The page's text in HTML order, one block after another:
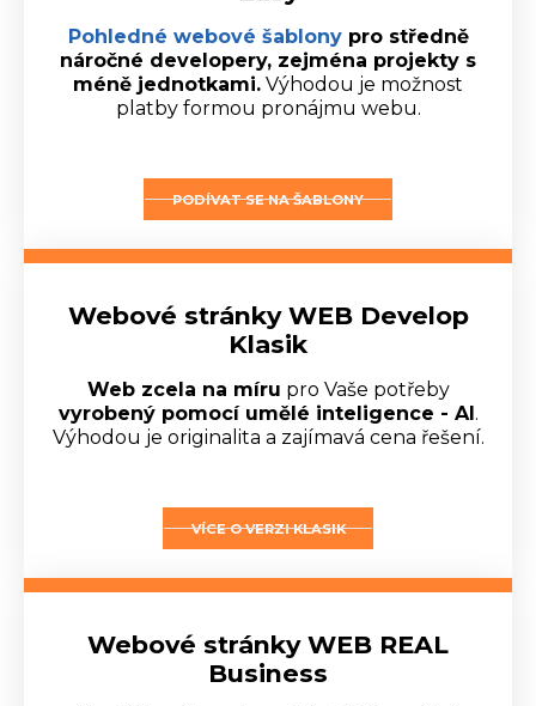
Pohledné webové šablonypro středně
náročné developery, zejména projekty s
méně jednotkami. Výhodou je možnost
platby formou pronájmu webu.
PODÍVAT SE NA ŠABLONY
Webové stránky WEB Develop
Klasik
Web zcela na míru pro Vaše potřeby
vyrobený pomocí umělé inteligence - AI.
Výhodou je originalita a zajímavá cena řešení.
VÍCE O VERZI KLASIK
Webové stránky WEB REAL
Business